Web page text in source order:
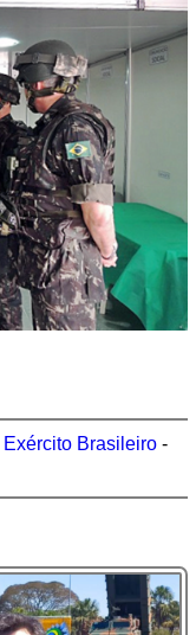
Exército Brasileiro -